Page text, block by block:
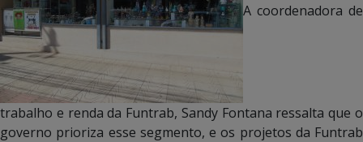
A coordenadora de
trabalho e renda da Funtrab, Sandy Fontana ressalta que o
governo prioriza esse segmento, e os projetos da Funtrab